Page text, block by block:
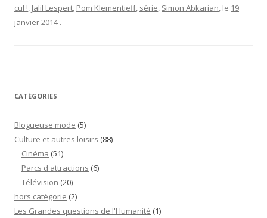
cul !, Jalil Lespert, Pom Klementieff, série, Simon Abkarian, le 19
janvier 2014 .
CATÉGORIES
Blogueuse mode (5)
Culture et autres loisirs (88)
Cinéma (51)
Parcs d'attractions (6)
Télévision (20)
hors catégorie (2)
Les Grandes questions de l'Humanité (1)